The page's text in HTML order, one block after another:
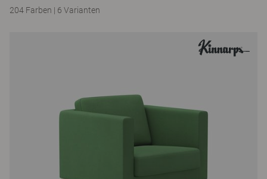
204 Farben | 6 Varianten